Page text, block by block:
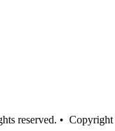
reserved. • Copyright